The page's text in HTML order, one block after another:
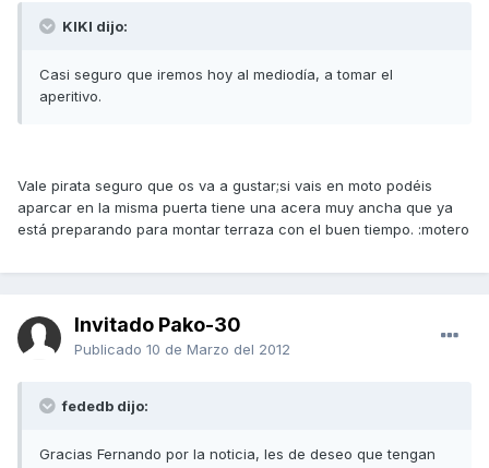
KIKI dijo:
Casi seguro que iremos hoy al mediodía, a tomar el
aperitivo.
Vale pirata seguro que os va a gustar;si vais en moto podéis
aparcar en la misma puerta tiene una acera muy ancha que ya
está preparando para montar terraza con el buen tiempo. :motero
Invitado Pako-30
Publicado 10 de Marzo del 2012
fededb dijo:
Gracias Fernando por la noticia, les de deseo que tengan